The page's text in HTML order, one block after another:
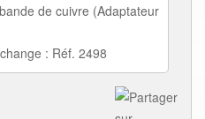
de cuivre (Adaptateur
: Réf. 2498